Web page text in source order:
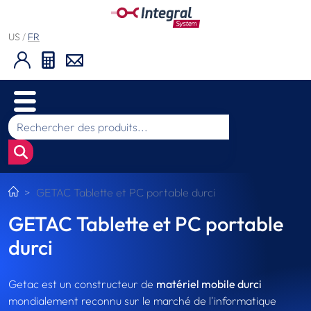
US / FR
GETAC Tablette et PC portable durci
GETAC Tablette et PC portable
durci
Getac est un constructeur de matériel mobile durci
mondialement reconnu sur le marché de l'informatique